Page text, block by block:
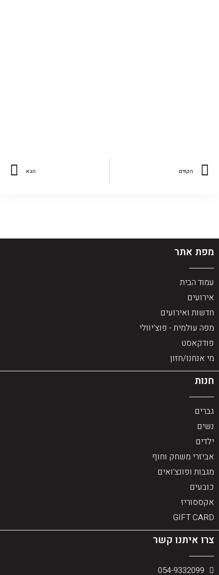
הקודם הבא
מפת אתר
עמוד הבית
אירועים
חדשות ואירועים
מפה עולמית - פוצ'יוולי
פודקאסט
מי אנחנו/חזון
חנות
גברים
נשים
ילדים
אביזרי משחק וחוף
מגבות ופונצ'ואים
כובעים
אקססוריז
GIFT CARD
צרו איתנו קשר
054-9332099